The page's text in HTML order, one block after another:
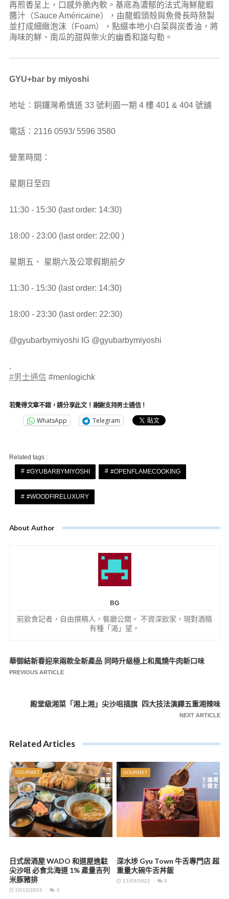
再煎香呈上，口感外脆內軟。基底為濃郁的法式海鮮龍蝦
醬汁（Sauce Américaine），由龍蝦頭殼與魚骨長時熬製
並打成細緻泡沫（Foam），點綴本地小白菜與炭香油，將
海味的鮮、南瓜的甜與柴火的幽香和諧勾勒。
GYU+bar by miyoshi
地址：銅鑼灣希慎道 33 號利園一期 4 樓 401 & 404 號舖
電話：2116 0593/ 5596 3580
營業時間：
星期日至四
11:30 - 15:30 (last order: 14:30)
18:00 - 23:00 (last order: 22:00 )
星期五、 星期六及公眾假期前夕
11:30 - 15:30 (last order: 14:30)
18:00 - 23:30 (last order: 22:30)
@gyubarbymiyoshi IG @gyubarbymiyoshi
.
#男士通信 #menlogichk
若覺得文章不錯，請分享此文！謝謝支持男士通信！
WhatsApp Telegram
Related tags :
#GYUBARBYMIYOSHI
#OPENFLAMECOOKING
#WOODFIRELUXURY
About Author
BG
前飲食記者，自由撰稿人，餐廳公關。 不資深飲家，現對酒精
有種「渴」望。
文
華御結新春迎來兩款全新產品 同時升級極上和風燒牛肉新口味
PREVIOUS ARTICLE
殿堂級湘菜「湘上湘」尖沙咀插旗 四大技法演繹五重湘辣味
NEXT ARTICLE
Related Articles
GOURMET
日式居酒屋 WADO 和道屋進駐
尖沙咀 必食北海道 1% 產量吉列
米豚豬排
15/12/2023 0
GOURMET
深水埗 Gyu Town 牛舌專門店 超
重量大碗牛舌丼飯
21/09/2022 0